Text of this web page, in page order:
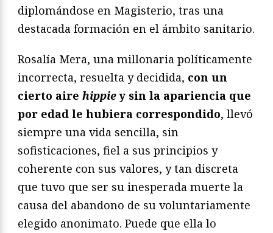
diplomándose en Magisterio, tras una
destacada formación en el ámbito sanitario.
Rosalía Mera, una millonaria políticamente
incorrecta, resuelta y decidida, con un
cierto aire hippiey sin la apariencia que
por edad le hubiera correspondido, llevó
siempre una vida sencilla, sin
sofisticaciones, fiel a sus principios y
coherente con sus valores, y tan discreta
que tuvo que ser su inesperada muerte la
causa del abandono de su voluntariamente
elegido anonimato. Puede que ella lo